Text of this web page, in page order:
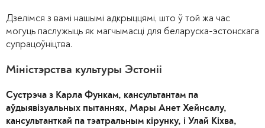
Дзелімся з вамі нашымі адкрыццямі, што ў той жа час
могуць паслужыць як магчымасці для беларуска-эстонскага
супрацоўніцтва.
Міністэрства культуры Эстоніі
Сустрэча з Карла Функам, кансультантам па
аўдыявізуальных пытаннях, Мары Анет Хейнсалу,
кансультанткай па тэатральным кірунку, і Улай Кіхва,